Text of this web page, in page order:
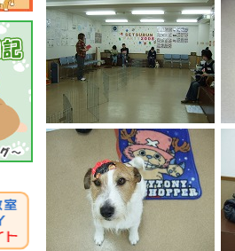
３月：ホワイトデーパーテ
ィー
2013年
１２月：クリスマスパーテ
ィー
９月：写真撮影講習会
４月：ドッグカフェイベン
２月：バレンタインパーテ